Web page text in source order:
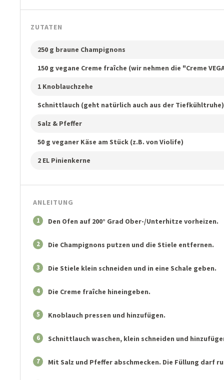
ZUTATEN
250 g braune Champignons
150 g vegane Creme fraîche (wir nehmen die "Creme
1 Knoblauchzehe
Schnittlauch (geht natürlich auch aus der Tiefkühltruhe)
Salz & Pfeffer
50 g veganer Käse am Stück (z.B. von Violife)
2 EL Pinienkerne
ANLEITUNG
1 Den Ofen auf 200° Grad Ober-/Unterhitze vorheizen.
2 Die Champignons putzen und die Stiele entfernen.
3 Die Stiele klein schneiden und in eine Schale geben.
4 Die Creme fraîche hineingeben.
5 Knoblauch pressen und hinzufügen.
6 Schnittlauch waschen, klein schneiden und
7 Mit Salz und Pfeffer abschmecken. Die Füllung darf